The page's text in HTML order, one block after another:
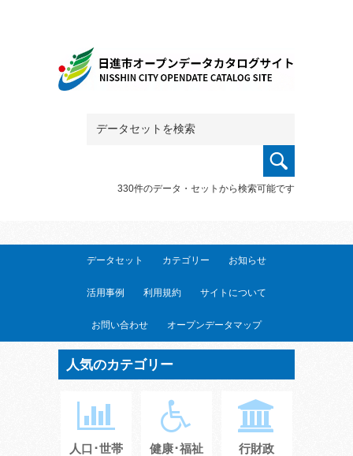
330件のデータ・セットから検索可能です
データセット カテゴリー お知らせ
活用事例 利用規約 サイトについて
お問い合わせ オープンデータマップ
人気のカテゴリー
人口･世帯 健康･福祉 行財政